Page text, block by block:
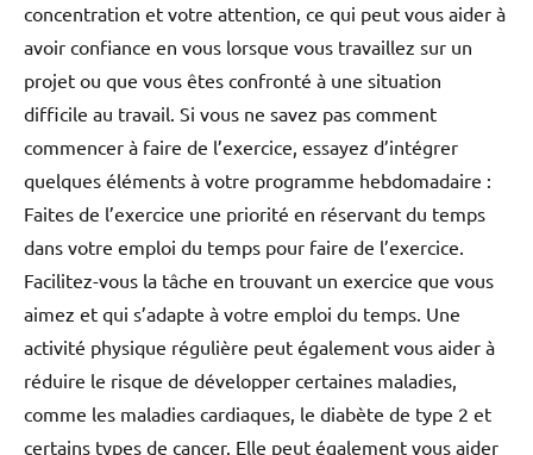
concentration et votre attention, ce qui peut vous aider à
avoir confiance en vous lorsque vous travaillez sur un
projet ou que vous êtes confronté à une situation
difficile au travail. Si vous ne savez pas comment
commencer à faire de l’exercice, essayez d’intégrer
quelques éléments à votre programme hebdomadaire :
Faites de l’exercice une priorité en réservant du temps
dans votre emploi du temps pour faire de l’exercice.
Facilitez-vous la tâche en trouvant un exercice que vous
aimez et qui s’adapte à votre emploi du temps. Une
activité physique régulière peut également vous aider à
réduire le risque de développer certaines maladies,
comme les maladies cardiaques, le diabète de type 2 et
certains types de cancer. Elle peut également vous aider